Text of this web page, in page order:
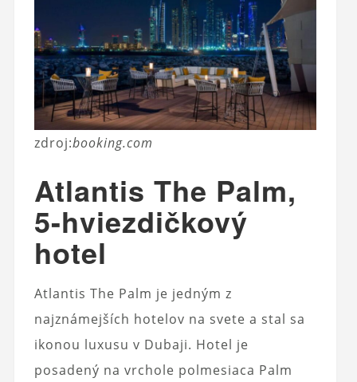
zdroj:booking.com
Atlantis The Palm,
5-hviezdičkový
hotel
Atlantis The Palm je jedným z
najznámejších hotelov na svete a stal sa
ikonou luxusu v Dubaji. Hotel je
posadený na vrchole polmesiaca Palm